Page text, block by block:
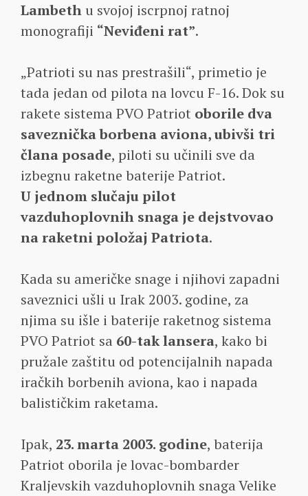
Lambeth u svojoj iscrpnoj ratnoj
monografiji “Neviđeni rat”.
„Patrioti su nas prestrašili“, primetio je
tada jedan od pilota na lovcu F-16. Dok su
rakete sistema PVO Patriot oborile dva
saveznička borbena aviona, ubivši tri
člana posade, piloti su učinili sve da
izbegnu raketne baterije Patriot.
U jednom slučaju pilot
vazduhoplovnih snaga je dejstvovao
na raketni položaj Patriota.
Kada su američke snage i njihovi zapadni
saveznici ušli u Irak 2003. godine, za
njima su išle i baterije raketnog sistema
PVO Patriot sa 60-tak lansera, kako bi
pružale zaštitu od potencijalnih napada
iračkih borbenih aviona, kao i napada
balističkim raketama.
Ipak, 23. marta 2003. godine, baterija
Patriot oborila je lovac-bombarder
Kraljevskih vazduhoplovnih snaga Velike